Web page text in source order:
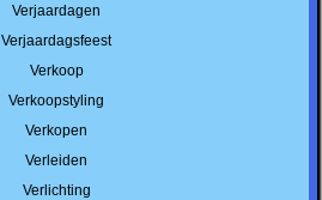
Verjaardagen
Verjaardagsfeest
Verkoop
Verkoopstyling
Verkopen
Verleiden
Verlichting